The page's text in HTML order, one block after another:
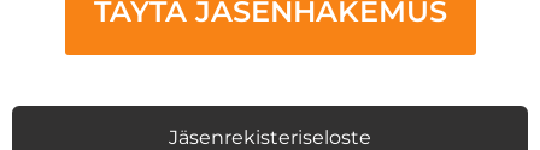
TÄYTÄ JÄSENHAKEMUS
Jäsenrekisteriseloste